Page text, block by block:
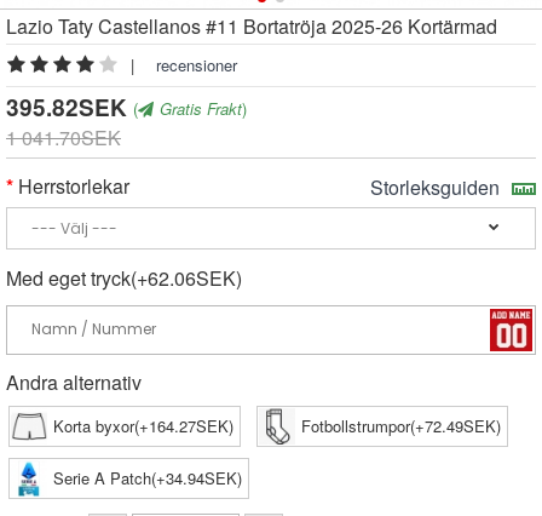
Lazio Taty Castellanos #11 Bortatröja 2025-26 Kortärmad
| recensioner
395.82SEK ( Gratis Frakt)
1 041.70SEK
Herrstorlekar
Storleksguiden
Med eget tryck(+62.06SEK)
Andra alternativ
Korta byxor(+164.27SEK) Fotbollstrumpor(+72.49SEK)
Serie A Patch(+34.94SEK)